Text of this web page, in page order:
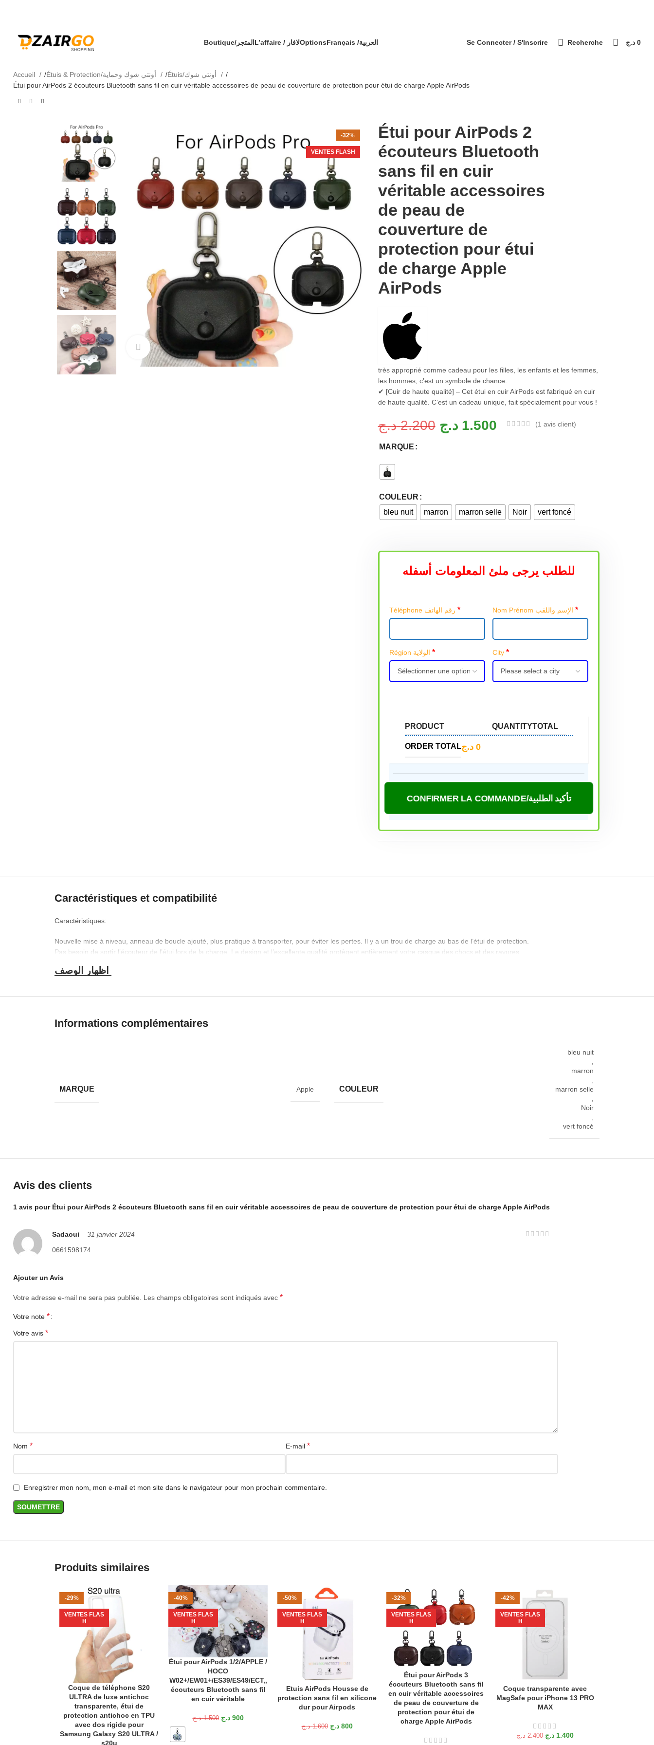
Boutique/المتجر L’affaire / لافارOptionsFrançais /العربية Se Connecter / S'Inscrire Recherche 0 0 د.ج
Accueil
Étui pour AirPods 2 écouteurs Bluetooth sans fil en cuir véritable accessoires de peau de couverture de protection pour étui de charge Apple AirPods
-32%
VENTES FLASH
Cliquez pour agrandir
Étui pour AirPods 2
écouteurs Bluetooth
sans fil en cuir
véritable accessoires
de peau de
couverture de
protection pour étui
de charge Apple
AirPods
très approprié comme cadeau pour les filles, les enfants et les femmes,
les hommes, c’est un symbole de chance.
✔ [Cuir de haute qualité] – Cet étui en cuir AirPods est fabriqué en cuir
de haute qualité. C’est un cadeau unique, fait spécialement pour vous !
2.200 د.ج 1.500 د.ج (1 avis client)
MARQUE
COULEUR
bleu nuit
marron marron selle Noir vert foncé
للطلب يرجى ملئ المعلومات أسفله
* *
* City *
PRODUCT QUANTITYTOTAL
ORDER TOTAL 0 د.ج
CONFIRMER LA COMMANDE/تأكيد الطلبية
Caractéristiques et compatibilité
Caractéristiques:
Nouvelle mise à niveau, anneau de boucle ajouté, plus pratique à transporter, pour éviter les pertes. Il y a un trou de charge au bas de l’étui de protection.
Pas besoin de sortir l’écouteur de l’étui lors de la charge. Le design et l’excellente qualité protègent entièrement votre casque des chocs et des rayures
Informations complémentaires
MARQUE Apple COULEUR
bleu nuit
marron
marron selle
Noir
vert foncé
Avis des clients
1 avis pour Étui pour AirPods 2 écouteurs Bluetooth sans fil en cuir véritable accessoires de peau de couverture de protection pour étui de charge Apple AirPods
Sadaoui – 31 janvier 2024
0661598174
Ajouter un Avis
Votre adresse e-mail ne sera pas publiée. Les champs obligatoires sont indiqués avec *
Votre note *
Votre avis *
Nom * E-mail *
Enregistrer mon nom, mon e-mail et mon site dans le navigateur pour mon prochain commentaire.
Produits similaires
-29%
VENTES FLAS
H
AJOUTER AU PANIER
Coque de téléphone S20
ULTRA de luxe antichoc
transparente, étui de
protection antichoc en TPU
avec dos rigide pour
Samsung Galaxy S20 ULTRA /
s20u
-40%
VENTES FLAS
H
CHOIX DES OPTIONS
Étui pour AirPods 1/2/APPLE /
HOCO
W02+/EW01+/ES39/ES49/ECT,,
écouteurs Bluetooth sans fil
en cuir véritable
1.500 د.ج 900 د.ج
-50%
VENTES FLAS
H
AJOUTER AU PANIER
Etuis AirPods Housse de
protection sans fil en silicone
dur pour Airpods
1.600 د.ج 800 د.ج
-32%
VENTES FLAS
H
CHOIX DES OPTIONS
Étui pour AirPods 3
écouteurs Bluetooth sans fil
en cuir véritable accessoires
de peau de couverture de
protection pour étui de
charge Apple AirPods
-42%
VENTES FLAS
H
AJOUTER AU PANIER
Coque transparente avec
MagSafe pour iPhone 13 PRO
MAX
2.400 د.ج 1.400 د.ج